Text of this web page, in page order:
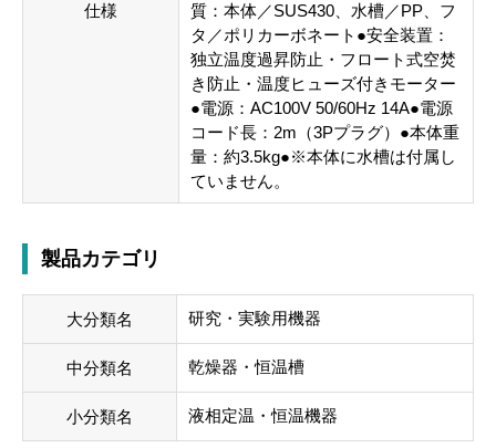
仕様
質：本体／SUS430、水槽／PP、フ
タ／ポリカーボネート●安全装置：
独立温度過昇防止・フロート式空焚
き防止・温度ヒューズ付きモーター
●電源：AC100V 50/60Hz 14A●電源
コード長：2m（3Pプラグ）●本体重
量：約3.5kg●※本体に水槽は付属し
ていません。
製品カテゴリ
大分類名 研究・実験用機器
中分類名 乾燥器・恒温槽
小分類名 液相定温・恒温機器